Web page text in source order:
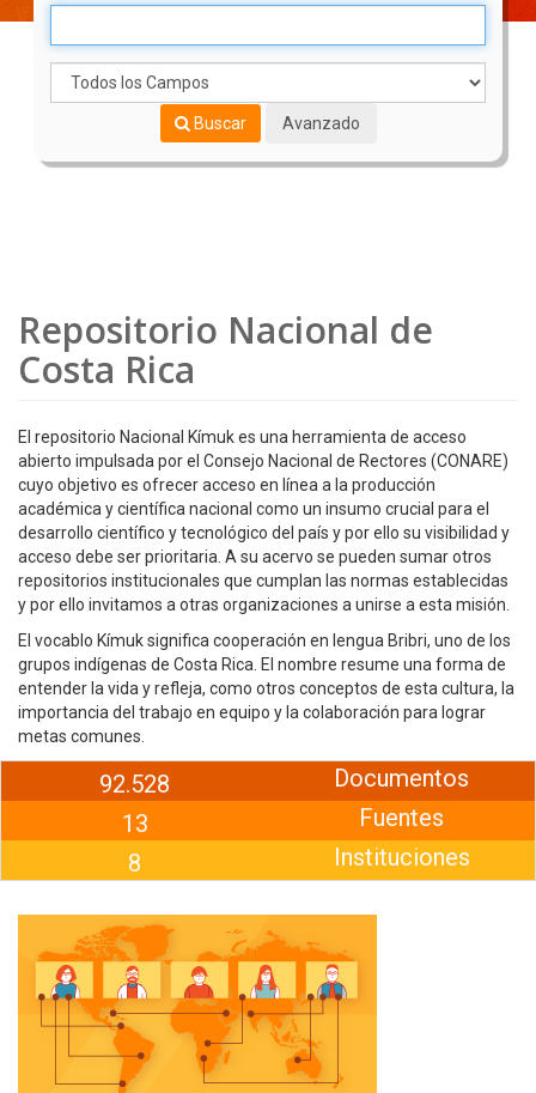
Buscar Avanzado
Repositorio Nacional de
Costa Rica
El repositorio Nacional Kímuk es una herramienta de acceso
abierto impulsada por el Consejo Nacional de Rectores (CONARE)
cuyo objetivo es ofrecer acceso en línea a la producción
académica y científica nacional como un insumo crucial para el
desarrollo científico y tecnológico del país y por ello su visibilidad y
acceso debe ser prioritaria. A su acervo se pueden sumar otros
repositorios institucionales que cumplan las normas establecidas
y por ello invitamos a otras organizaciones a unirse a esta misión.
El vocablo Kímuk significa cooperación en lengua Bribri, uno de los
grupos indígenas de Costa Rica. El nombre resume una forma de
entender la vida y refleja, como otros conceptos de esta cultura, la
importancia del trabajo en equipo y la colaboración para lograr
metas comunes.
92.528
13
8
Documentos
Fuentes
Instituciones